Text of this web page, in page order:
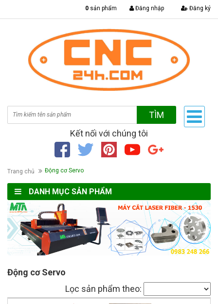
0 sản phẩm Đăng nhập Đăng ký
TÌM
Kết nối với chúng tôi
Trang chủ Động cơ Servo
DANH MỤC SẢN PHẨM
Động cơ Servo
Lọc sản phẩm theo: